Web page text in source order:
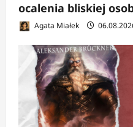
ocalenia bliskiej
Agata Miałek